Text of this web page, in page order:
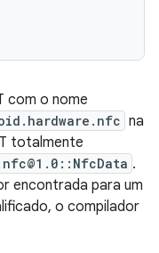
com o nome
na
totalmente
.
encontrada para um
o compilador